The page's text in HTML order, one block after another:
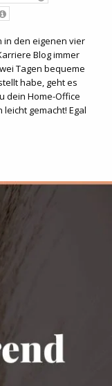
in den eigenen vier
Blog immer
Tagen bequeme
habe, geht es
dein Home-Office
gemacht! Egal